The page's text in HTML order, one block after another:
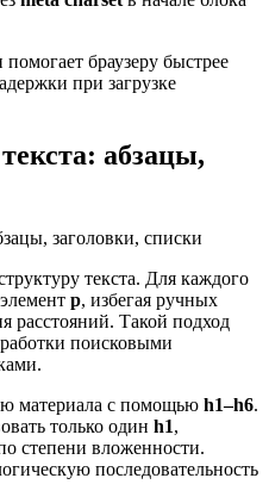
браузеру быстрее
при загрузке
абзацы,
текста. Для каждого
p, избегая ручных
расстояний. Такой подход
поисковыми
материала с помощью h1–h6.
только один h1,
степени вложенности.
последовательность